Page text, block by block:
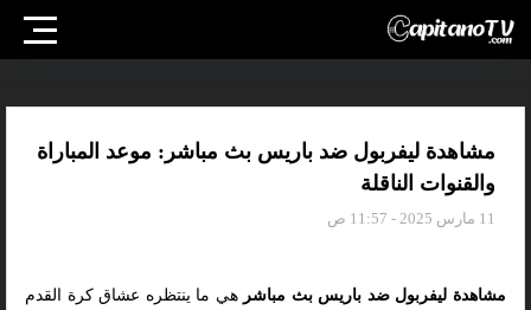
مشاهدة ليفربول ضد باريس بث مباشر: موعد المباراة
والقنوات الناقلة
11 مارس 2025 - 11:57 ص
مشاهدة ليفربول ضد باريس بث مباشر هي ما ينتظره عشاق كرة القدم